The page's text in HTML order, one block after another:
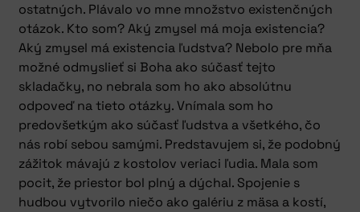
ostatných. Plávalo vo mne množstvo existenčných
otázok. Kto som? Aký zmysel má moja existencia?
Aký zmysel má existencia ľudstva? Nebolo pre mňa
možné odmyslieť si Boha ako súčasť tejto
skladačky, no nebrala som ho ako absolútnu
odpoveď na tieto otázky. Vnímala som ho
predovšetkým ako súčasť ľudstva a všetkého, čo
nás robí sebou samými. Predstavujem si, že podobný
zážitok mávajú z kostolov veriaci ľudia. Mala som
pocit, že priestor bol plný a dýchal. Spojenie s
hudbou vytvorilo niečo ako galériu z mäsa a kostí,